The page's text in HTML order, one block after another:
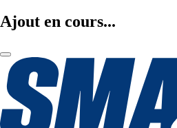
Ajout en cours...